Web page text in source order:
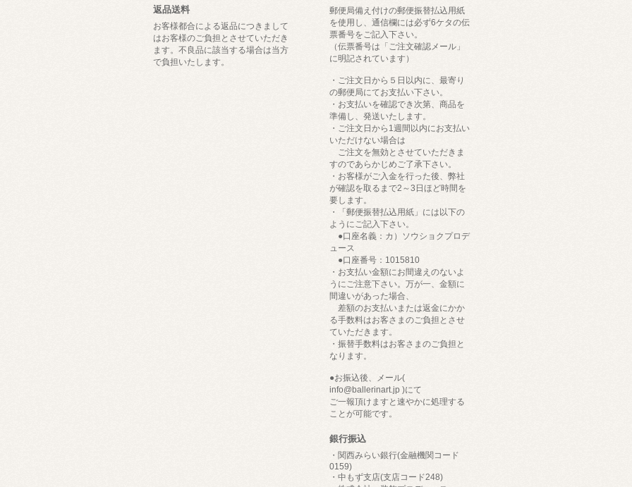
返品送料
お客様都合による返品につきまして
はお客様のご負担とさせていただき
ます。不良品に該当する場合は当方
で負担いたします。
郵便局備え付けの郵便振替払込用紙
を使用し、通信欄には必ず6ケタの伝
票番号をご記入下さい。
（伝票番号は「ご注文確認メール」
に明記されています）
・ご注文日から５日以内に、最寄り
の郵便局にてお支払い下さい。
・お支払いを確認でき次第、商品を
準備し、発送いたします。
・ご注文日から1週間以内にお支払い
いただけない場合は
ご注文を無効とさせていただきま
すのであらかじめご了承下さい。
・お客様がご入金を行った後、弊社
が確認を取るまで2～3日ほど時間を
要します。
・「郵便振替払込用紙」には以下の
ようにご記入下さい。
●口座名義：カ）ソウショクプロデ
ュース
●口座番号：1015810
・お支払い金額にお間違えのないよ
うにご注意下さい。万が一、金額に
間違いがあった場合、
差額のお支払いまたは返金にかか
る手数料はお客さまのご負担とさせ
ていただきます。
・振替手数料はお客さまのご負担と
なります。
●お振込後、メール(
info@ballerinart.jp )にて
ご一報頂けますと速やかに処理する
ことが可能です。
銀行振込
・関西みらい銀行(金融機関コード
0159)
・中もず支店(支店コード248)